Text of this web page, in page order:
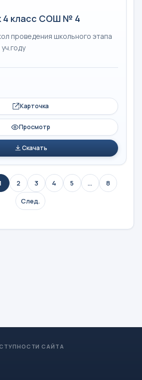
4 класс СОШ № 4
проведения школьного этапа
Карточка
Просмотр
Скачать
2 3 4 5 ...
8
След.
САЙТА